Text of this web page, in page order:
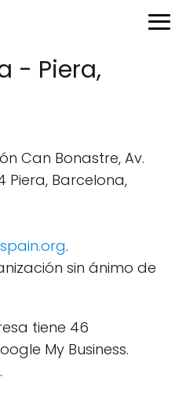
- Piera,
Can Bonastre, Av.
Piera, Barcelona,
.
sin ánimo de
tiene 46
My Business.